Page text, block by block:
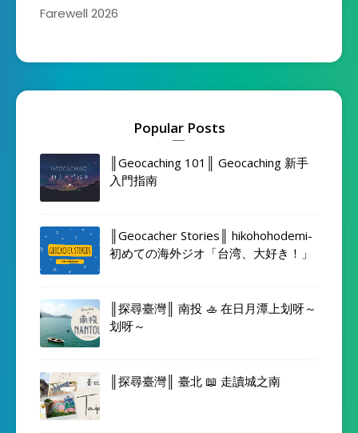
Farewell 2026
Popular Posts
║Geocaching 101║ Geocaching 新手
入門指南
║Geocacher Stories║ hikohohodemi-
初めての海外ジオ「台湾、大好き！」
║探尋臺灣║ 南投 🚣 在日月潭上划呀～
划呀～
║探尋臺灣║ 臺北 📖 走讀城之南